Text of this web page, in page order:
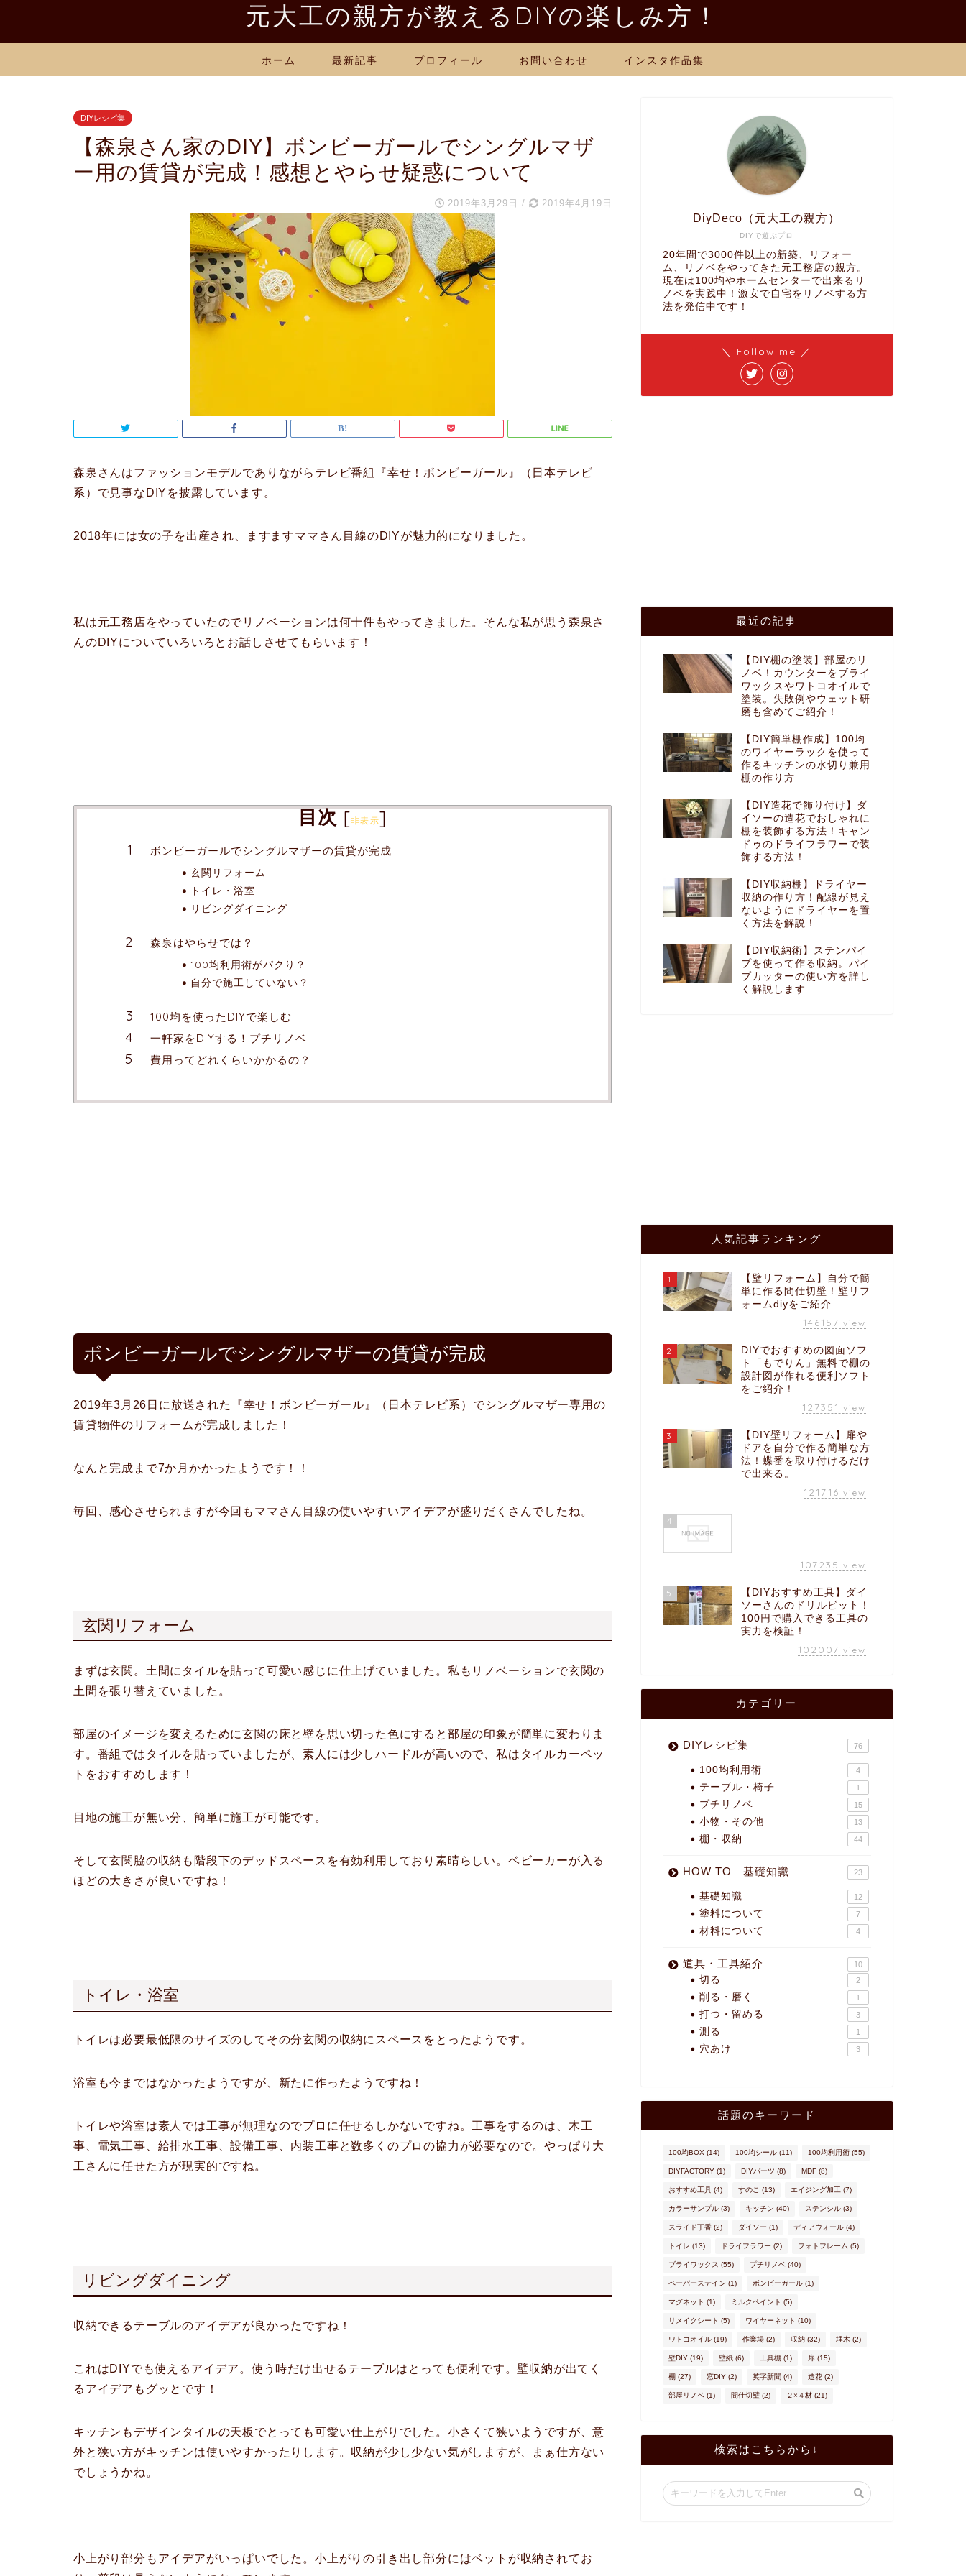
元大工の親方が教えるDIYの楽しみ方！
ホーム 最新記事 プロフィール お問い合わせ インスタ作品集
DIYレシピ集
【森泉さん家のDIY】ボンビーガールでシングルマザ
ー用の賃貸が完成！感想とやらせ疑惑について
2019年3月29日 / 2019年4月19日
森泉さんはファッションモデルでありながらテレビ番組『幸せ！ボンビーガール』（日本テレビ
系）で見事なDIYを披露しています。
2018年には女の子を出産され、ますますママさん目線のDIYが魅力的になりました。
私は元工務店をやっていたのでリノベーションは何十件もやってきました。そんな私が思う森泉さ
んのDIYについていろいろとお話しさせてもらいます！
目次 [非表示]
ボンビーガールでシングルマザーの賃貸が完成
玄関リフォーム
トイレ・浴室
リビングダイニング
森泉はやらせでは？
100均利用術がパクり？
自分で施工していない？
100均を使ったDIYで楽しむ
一軒家をDIYする！プチリノベ
費用ってどれくらいかかるの？
ボンビーガールでシングルマザーの賃貸が完成
2019年3月26日に放送された『幸せ！ボンビーガール』（日本テレビ系）でシングルマザー専用の
賃貸物件のリフォームが完成しました！
なんと完成まで7か月かかったようです！！
毎回、感心させられますが今回もママさん目線の使いやすいアイデアが盛りだくさんでしたね。
玄関リフォーム
まずは玄関。土間にタイルを貼って可愛い感じに仕上げていました。私もリノベーションで玄関の
土間を張り替えていました。
部屋のイメージを変えるために玄関の床と壁を思い切った色にすると部屋の印象が簡単に変わりま
す。番組ではタイルを貼っていましたが、素人には少しハードルが高いので、私はタイルカーペッ
トをおすすめします！
目地の施工が無い分、簡単に施工が可能です。
そして玄関脇の収納も階段下のデッドスペースを有効利用しており素晴らしい。ベビーカーが入る
ほどの大きさが良いですね！
トイレ・浴室
トイレは必要最低限のサイズのしてその分玄関の収納にスペースをとったようです。
浴室も今まではなかったようですが、新たに作ったようですね！
トイレや浴室は素人では工事が無理なのでプロに任せるしかないですね。工事をするのは、木工
事、電気工事、給排水工事、設備工事、内装工事と数多くのプロの協力が必要なので。やっぱり大
工さんに任せた方が現実的ですね。
リビングダイニング
収納できるテーブルのアイデアが良かったですね！
これはDIYでも使えるアイデア。使う時だけ出せるテーブルはとっても便利です。壁収納が出てく
るアイデアもグッとです！
キッチンもデザインタイルの天板でとっても可愛い仕上がりでした。小さくて狭いようですが、意
外と狭い方がキッチンは使いやすかったりします。収納が少し少ない気がしますが、まぁ仕方ない
でしょうかね。
小上がり部分もアイデアがいっぱいでした。小上がりの引き出し部分にはベットが収納されてお
DIYで遊ぶプロ
DiyDeco（元大工の親方）
20年間で3000件以上の新築、リフォー
ム、リノベをやってきた元工務店の親方。
現在は100均やホームセンターで出来るリ
ノベを実践中！激安で自宅をリノベする方
法を発信中です！
＼ Follow me ／
最近の記事
【DIY棚の塗装】部屋のリ
ノベ！カウンターをブライ
ワックスやワトコオイルで
塗装。失敗例やウェット研
磨も含めてご紹介！
【DIY簡単棚作成】100均
のワイヤーラックを使って
作るキッチンの水切り兼用
棚の作り方
【DIY造花で飾り付け】ダ
イソーの造花でおしゃれに
棚を装飾する方法！キャン
ドゥのドライフラワーで装
飾する方法！
【DIY収納棚】ドライヤー
収納の作り方！配線が見え
ないようにドライヤーを置
く方法を解説！
【DIY収納術】ステンパイ
プを使って作る収納。パイ
プカッターの使い方を詳し
く解説します
人気記事ランキング
1
【壁リフォーム】自分で簡
単に作る間仕切壁！壁リフ
ォームdiyをご紹介
146157 view
2
DIYでおすすめの図面ソフ
ト「もでりん」無料で棚の
設計図が作れる便利ソフト
をご紹介！
127351 view
3
【DIY壁リフォーム】扉や
ドアを自分で作る簡単な方
法！蝶番を取り付けるだけ
で出来る。
121716 view
4
107235 view
5
【DIYおすすめ工具】ダイ
ソーさんのドリルビット！
100円で購入できる工具の
実力を検証！
102007 view
カテゴリー
DIYレシピ集 76
100均利用術 4
テーブル・椅子 1
プチリノベ 15
小物・その他 13
棚・収納 44
HOW TO 基礎知識 23
基礎知識 12
塗料について 7
材料について 4
道具・工具紹介 10
切る 2
削る・磨く 1
打つ・留める 3
測る 1
穴あけ 3
話題のキーワード
100均BOX (14) 100均シール(11) 100均利用術(55)
DIYFACTORY(1) DIYパーツ (8) MDF(8)
おすすめ工具(4) すのこ (13) エイジング加工 (7)
カラーサンプル(3) キッチン (40) ステンシル(3)
スライド丁番(2) ダイソー (1) ディアウォール(4)
トイレ (13) ドライフラワー (2) フォトフレーム (5)
ブライワックス (55) プチリノベ(40)
ペーパーステイン (1) ボンビーガール(1)
マグネット (1) ミルクペイント (5)
リメイクシート (5) ワイヤーネット (10)
ワトコオイル(19) 作業場(2) 収納(32) 埋木(2)
壁DIY(19) 壁紙(6) 工具棚(1) 扉(15)
棚(27) 窓DIY(2) 英字新聞 (4) 造花(2)
部屋リノベ(1) 間仕切壁(2) ２×４材(21)
検索はこちらから↓